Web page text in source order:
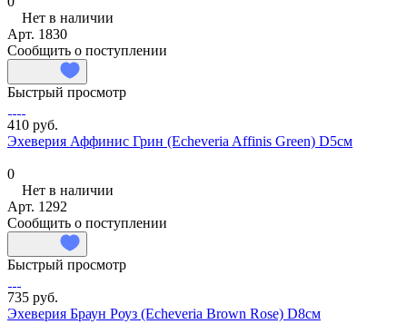
Нет в наличии
Арт. 1830
Сообщить о поступлении
Быстрый просмотр
410 руб.
Эхеверия Аффинис Грин (Echeveria Affinis Green) D5см
0
Нет в наличии
Арт. 1292
Сообщить о поступлении
Быстрый просмотр
735 руб.
Эхеверия Браун Роуз (Echeveria Brown Rose) D8см